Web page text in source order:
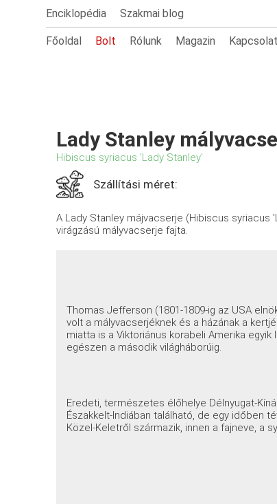
Enciklopédia Szakmai blog
Főoldal Bolt Rólunk Magazin Kapcsolat
Lady Stanley
Hibiscus syriacus 'Lady Stanley'
Szállítási méret:
A Lady Stanley májvacserje (Hibiscus syriacus
virágzású mályvacserje fajta.
Thomas Jefferson (1801-1809-ig az USA
volt a mályvacserjéknek és a házának a
miatta is a Viktoriánus korabeli Amerika
egészen a második világháborúig.
Eredeti, természetes élőhelye Délnyugat-
Északkelt-Indiában található, de egy időben
Közel-Keletről származik, innen a fajneve, a